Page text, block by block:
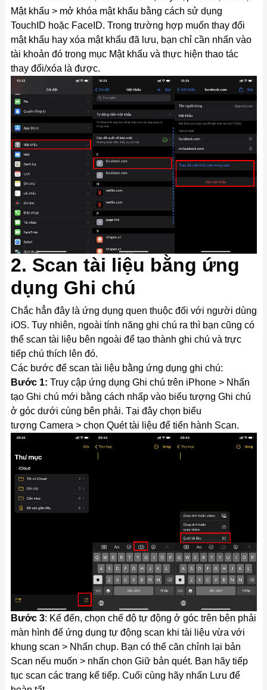
Mật khẩu > mở khóa mật khẩu bằng cách sử dụng
TouchID hoặc FaceID. Trong trường hợp muốn thay đổi
mật khẩu hay xóa mật khẩu đã lưu, bạn chỉ cần nhấn vào
tài khoản đó trong mục Mật khẩu và thực hiện thao tác
thay đổi/xóa là được.
2. Scan tài liệu bằng ứng
dụng Ghi chú
Chắc hẳn đây là ứng dụng quen thuộc đối với người dùng
iOS. Tuy nhiên, ngoài tính năng ghi chú ra thì bạn cũng có
thể scan tài liệu bên ngoài để tạo thành ghi chú và trực
tiếp chú thích lên đó.
Các bước để scan tài liệu bằng ứng dụng ghi chú:
Bước 1: Truy cập ứng dụng Ghi chú trên iPhone > Nhấn
tạo Ghi chú mới bằng cách nhấp vào biểu tượng Ghi chú
ở góc dưới cùng bên phải. Tại đây chọn biểu
tượng Camera> chọn Quét tài liệu để tiến hành Scan.
Bước 3: Kế đến, chọn chế độ tự động ở góc trên bên phải
màn hình để ứng dụng tự động scan khi tài liệu vừa với
khung scan > Nhấn chụp. Bạn có thể căn chỉnh lại bản
Scan nếu muốn > nhấn chọn Giữ bản quét. Bạn hãy tiếp
tục scan các trang kế tiếp. Cuối cùng hãy nhấn Lưu để